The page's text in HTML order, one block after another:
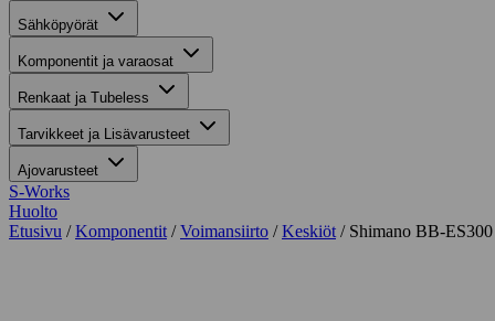
Sähköpyörät
Komponentit ja varaosat
Renkaat ja Tubeless
Tarvikkeet ja Lisävarusteet
Ajovarusteet
S-Works
Huolto
Etusivu /Komponentit /Voimansiirto /Keskiöt / Shimano BB-